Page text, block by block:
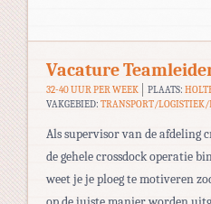
Vacature
32-40 UUR PER WEEK PLAATS:
VAKGEBIED: TRANSPORT/
Als supervisor van de afdeling
de gehele crossdock operatie
weet je je ploeg te motiveren